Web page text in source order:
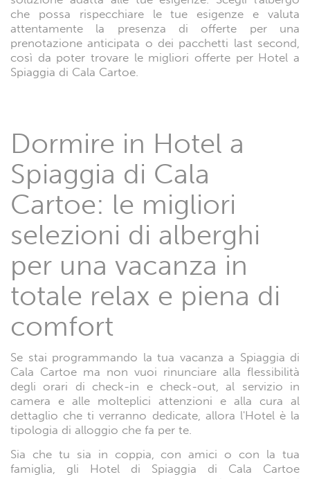
che possa rispecchiare le tue esigenze e valuta
attentamente la presenza di offerte per una
prenotazione anticipata o dei pacchetti last second,
così da poter trovare le migliori offerte per Hotel a
Spiaggia di Cala Cartoe.
Dormire in Hotel a
Spiaggia di Cala
Cartoe: le migliori
selezioni di alberghi
per una vacanza in
totale relax e piena di
comfort
Se stai programmando la tua vacanza a Spiaggia di
Cala Cartoe ma non vuoi rinunciare alla flessibilità
degli orari di check-in e check-out, al servizio in
camera e alle molteplici attenzioni e alla cura al
dettaglio che ti verranno dedicate, allora l'Hotel è la
tipologia di alloggio che fa per te.
Sia che tu sia in coppia, con amici o con la tua
famiglia, gli Hotel di Spiaggia di Cala Cartoe